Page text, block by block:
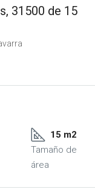
31500 de 15
15 m2
Tamaño de
área